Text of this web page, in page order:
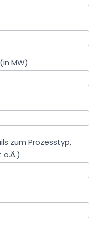
MW)
zum Prozesstyp,
o.Ä.)